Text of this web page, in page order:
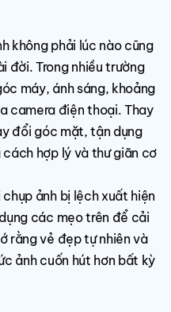
không phải lúc nào cũng
đời. Trong nhiều trường
máy, ánh sáng, khoảng
camera điện thoại. Thay
đổi góc mặt, tận dụng
cách hợp lý và thư giãn cơ
ảnh bị lệch xuất hiện
các mẹo trên để cải
rằng vẻ đẹp tự nhiên và
ảnh cuốn hút hơn bất kỳ